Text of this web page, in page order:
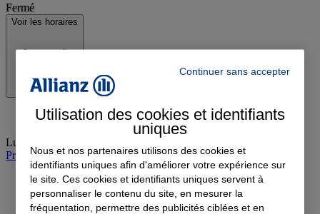
Fermé
Voir les horaires
Lundi
Prendre rendez-vous à l'agence
Continuer sans accepter
Utilisation des cookies et identifiants
uniques
Nous et nos partenaires utilisons des cookies et
identifiants uniques afin d'améliorer votre expérience sur
le site. Ces cookies et identifiants uniques servent à
personnaliser le contenu du site, en mesurer la
fréquentation, permettre des publicités ciblées et en